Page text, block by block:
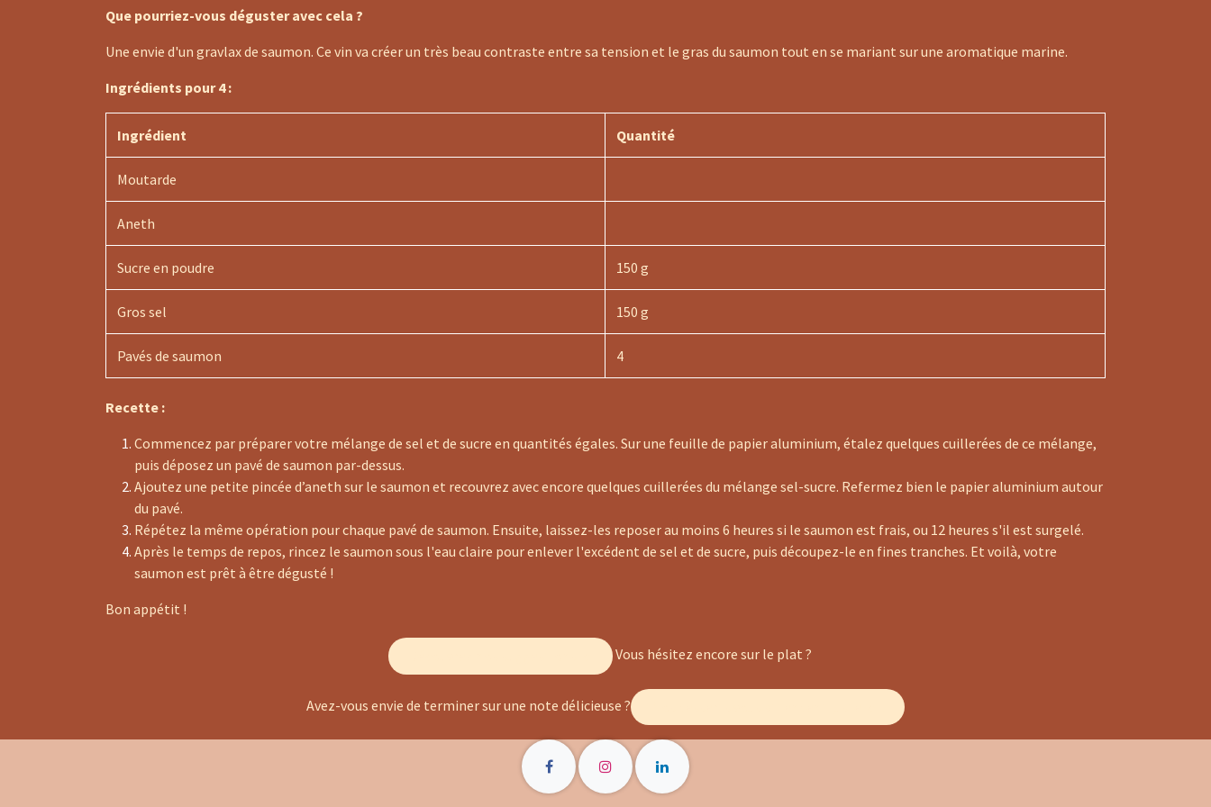
Que pourriez-vous déguster avec cela ?
Une envie d'un gravlax de saumon. Ce vin va créer un très beau contraste entre sa tension et le gras du saumon tout en se mariant sur une aromatique marine.
Ingrédients pour 4 :
Ingrédient Quantité
Moutarde
Aneth
Sucre en poudre 150 g
Gros sel 150 g
Pavés de saumon 4
Recette :
Commencez par préparer votre mélange de sel et de sucre en quantités égales. Sur une feuille de papier aluminium, étalez quelques cuillerées de ce mélange,
puis déposez un pavé de saumon par-dessus.
Ajoutez une petite pincée d’aneth sur le saumon et recouvrez avec encore quelques cuillerées du mélange sel-sucre. Refermez bien le papier aluminium autour
du pavé.
Répétez la même opération pour chaque pavé de saumon. Ensuite, laissez-les reposer au moins 6 heures si le saumon est frais, ou 12 heures s'il est surgelé.
Après le temps de repos, rincez le saumon sous l'eau claire pour enlever l'excédent de sel et de sucre, puis découpez-le en fines tranches. Et voilà, votre
saumon est prêt à être dégusté !
Bon appétit !
Vous hésitez encore sur le plat ?
Avez-vous envie de terminer sur une note délicieuse ?